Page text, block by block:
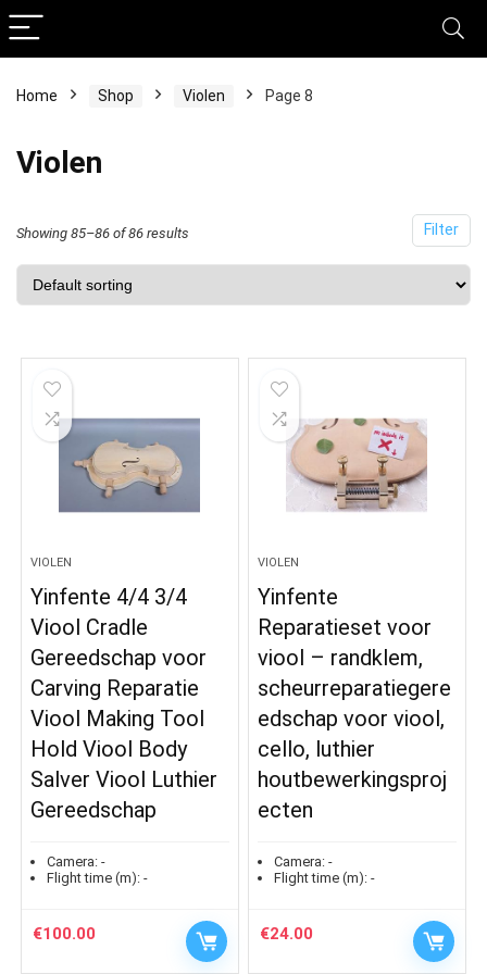
Home Shop Violen Page 8
Violen
Filter
Showing 85–86 of 86 results
VIOLEN
Yinfente 4/4 3/4
Viool Cradle
Gereedschap voor
Carving Reparatie
Viool Making Tool
Hold Viool Body
Salver Viool Luthier
Gereedschap
Camera: -
Flight time (m): -
€100.00
VIOLEN
Yinfente
Reparatieset voor
viool – randklem,
scheurreparatiegere
edschap voor viool,
cello, luthier
houtbewerkingsproj
ecten
Camera: -
Flight time (m): -
€24.00